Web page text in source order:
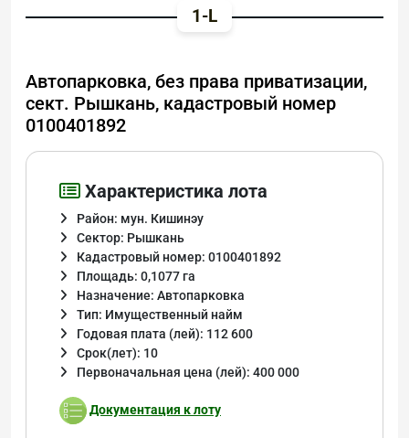
1-L
Автопарковка, без права приватизации,
сект. Рышкань, кадастровый номер
0100401892
Характеристика лота
Район: мун. Кишинэу
Сектор: Рышкань
Кадастровый номер: 0100401892
Площадь: 0,1077 га
Назначение: Автопарковка
Тип: Имущественный найм
Годовая плата (лей): 112 600
Срок(лет): 10
Первоначальная цена (лей): 400 000
Документация к лоту